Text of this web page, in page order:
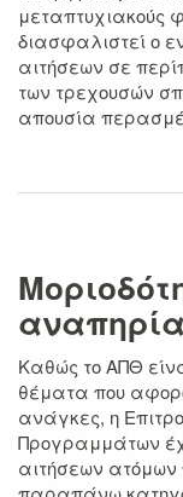
μεταπτυχιακούς
διασφαλιστεί ο
αιτήσεων σε
των τρεχουσών
απουσία
Καθώς το ΑΠΘ
θέματα που
ανάγκες, η
Προγραμμάτων
αιτήσεων ατόμων